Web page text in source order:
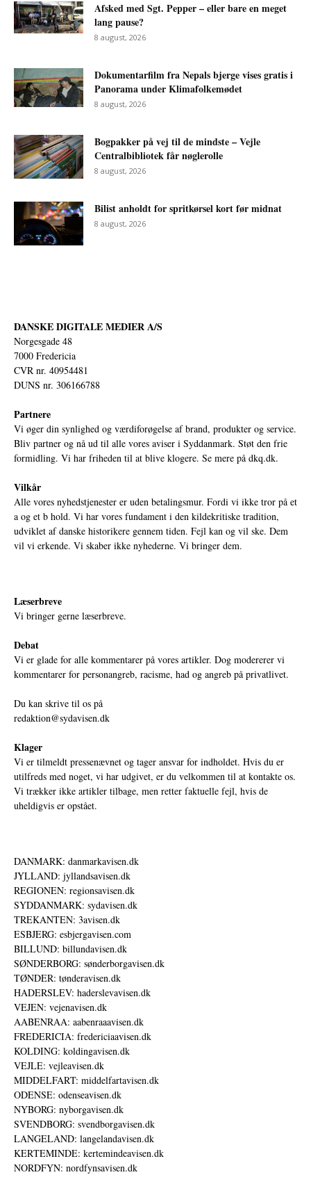
Afsked med Sgt. Pepper – eller bare en meget
lang pause?
8 august, 2026
Dokumentarfilm fra Nepals bjerge vises gratis i
Panorama under Klimafolkemødet
8 august, 2026
Bogpakker på vej til de mindste – Vejle
Centralbibliotek får nøglerolle
8 august, 2026
Bilist anholdt for spritkørsel kort før midnat
8 august, 2026
DANSKE DIGITALE MEDIER A/S
Norgesgade 48
7000 Fredericia
CVR nr. 40954481
DUNS nr. 306166788
Partnere
Vi øger din synlighed og værdiforøgelse af brand, produkter og service.
Bliv partner og nå ud til alle vores aviser i Syddanmark. Støt den frie
formidling. Vi har friheden til at blive klogere. Se mere på dkq.dk.
Vilkår
Alle vores nyhedstjenester er uden betalingsmur. Fordi vi ikke tror på et
a og et b hold. Vi har vores fundament i den kildekritiske tradition,
udviklet af danske historikere gennem tiden. Fejl kan og vil ske. Dem
vil vi erkende. Vi skaber ikke nyhederne. Vi bringer dem.
Læserbreve
Vi bringer gerne læserbreve.
Debat
Vi er glade for alle kommentarer på vores artikler. Dog modererer vi
kommentarer for personangreb, racisme, had og angreb på privatlivet.
Du kan skrive til os på
redaktion@sydavisen.dk
Klager
Vi er tilmeldt pressenævnet og tager ansvar for indholdet. Hvis du er
utilfreds med noget, vi har udgivet, er du velkommen til at kontakte os.
Vi trækker ikke artikler tilbage, men retter faktuelle fejl, hvis de
uheldigvis er opstået.
DANMARK: danmarkavisen.dk
JYLLAND: jyllandsavisen.dk
REGIONEN: regionsavisen.dk
SYDDANMARK: sydavisen.dk
TREKANTEN: 3avisen.dk
ESBJERG: esbjergavisen.com
BILLUND: billundavisen.dk
SØNDERBORG: sønderborgavisen.dk
TØNDER: tønderavisen.dk
HADERSLEV: haderslevavisen.dk
VEJEN: vejenavisen.dk
AABENRAA: aabenraaavisen.dk
FREDERICIA: fredericiaavisen.dk
KOLDING: koldingavisen.dk
VEJLE: vejleavisen.dk
MIDDELFART: middelfartavisen.dk
ODENSE: odenseavisen.dk
NYBORG: nyborgavisen.dk
SVENDBORG: svendborgavisen.dk
LANGELAND: langelandavisen.dk
KERTEMINDE: kertemindeavisen.dk
NORDFYN: nordfynsavisen.dk